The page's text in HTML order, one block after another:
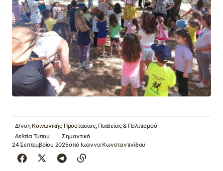
Δ/νση Κοινωνικής Προστασίας, Παιδείας & Πολιτισμού
Δελτία Τύπου
Σημαντικά
24 Σεπτεμβρίου 2025από Ιωάννα Κωνσταντινίδου